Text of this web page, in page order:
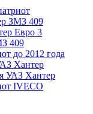
ЗМЗ 409
Евро 3
409
до 2012 года
Хантер
УАЗ Хантер
IVECO